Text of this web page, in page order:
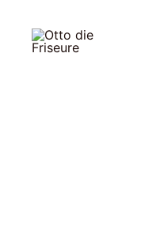
springen